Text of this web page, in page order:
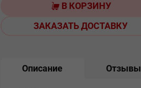
В КОРЗИНУ
ЗАКАЗАТЬ ДОСТАВКУ
Описание Отзывы